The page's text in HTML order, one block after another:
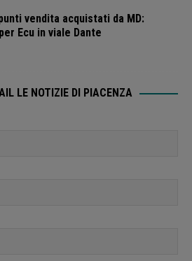
vendita acquistati da MD:
Ecu in viale Dante
LE NOTIZIE DI PIACENZA